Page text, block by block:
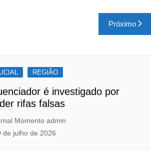
Próximo
REGIÃO
é investigado por
rifas falsas
Momento admin
de julho de 2026